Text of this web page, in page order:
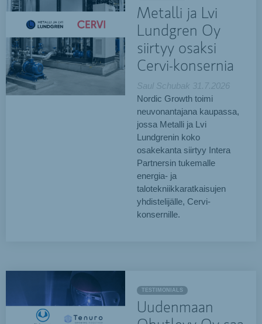
Metalli ja Lvi
Lundgren Oy
siirtyy osaksi
Cervi-konsernia
Saul Schubak 31.7.2026
Nordic Growth toimi
neuvonantajana kaupassa,
jossa Metalli ja Lvi
Lundgrenin koko
osakekanta siirtyy Intera
Partnersin tukemalle
energia- ja
talotekniikkaratkaisujen
yhdistelijälle, Cervi-
konsernille.
TESTIMONIALS
Uudenmaan